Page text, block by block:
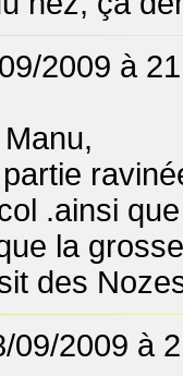
2009 à
.ainsi
la
des
09/2009 à